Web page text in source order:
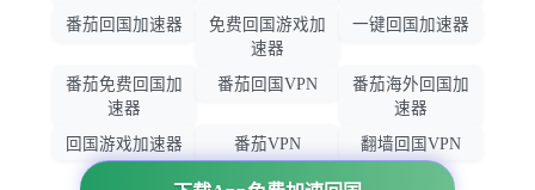
番茄回国加速器
免费回国游戏加
速器
一键回国加速器
番茄免费回国加
速器
番茄回国VPN
番茄海外回国加
速器
回国游戏加速器
番茄VPN
翻墙回国VPN
归雁加速器
回国VPN推荐